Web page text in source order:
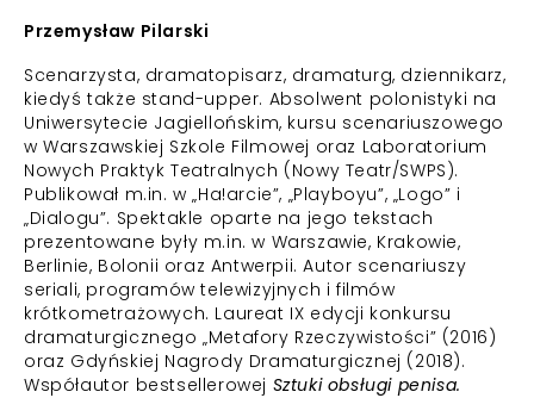
Przemysław Pilarski
Scenarzysta, dramatopisarz, dramaturg, dziennikarz,
kiedyś także stand-upper. Absolwent polonistyki na
Uniwersytecie Jagiellońskim, kursu scenariuszowego
w Warszawskiej Szkole Filmowej oraz Laboratorium
Nowych Praktyk Teatralnych (Nowy Teatr/SWPS).
Publikował m.in. w „Ha!arcie”, „Playboyu”, „Logo” i
„Dialogu”. Spektakle oparte na jego tekstach
prezentowane były m.in. w Warszawie, Krakowie,
Berlinie, Bolonii oraz Antwerpii. Autor scenariuszy
seriali, programów telewizyjnych i filmów
krótkometrażowych. Laureat IX edycji konkursu
dramaturgicznego „Metafory Rzeczywistości” (2016)
oraz Gdyńskiej Nagrody Dramaturgicznej (2018).
Współautor bestsellerowej Sztuki obsługi penisa.